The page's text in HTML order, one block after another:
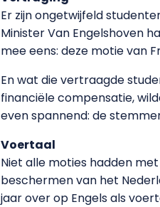
Er zijn ongetwijfeld
Minister Van Engelshoven
mee eens: deze motie van
En wat die vertraagde
financiële compensatie,
even spannend: de
Voertaal
Niet alle moties hadden
beschermen van het
jaar over op Engels als